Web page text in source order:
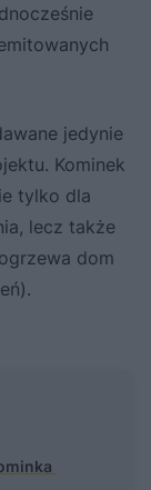
jedynie
Kominek
tylko dla
lecz także
dom